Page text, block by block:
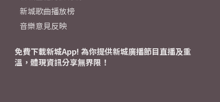
新城歌曲播放榜
音樂意見反映
免費下載新城App! 為你提供新城廣播節目直播及重
溫，體現資訊分享無界限！